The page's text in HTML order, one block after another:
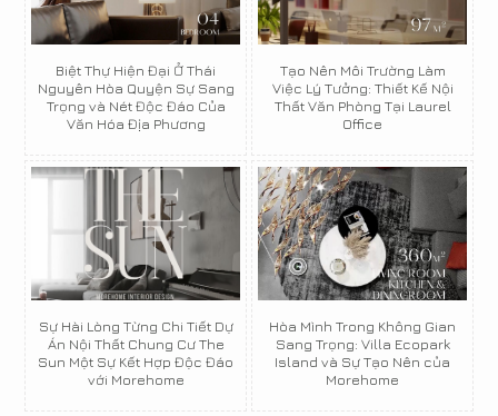
Biệt Thự Hiện Đại Ở Thái
Nguyên Hòa Quyện Sự Sang
Trọng và Nét Độc Đáo Của
Văn Hóa Địa Phương
Tạo Nên Môi Trường Làm
Việc Lý Tưởng: Thiết Kế Nội
Thất Văn Phòng Tại Laurel
Office
Sự Hài Lòng Từng Chi Tiết Dự
Án Nội Thất Chung Cư The
Sun Một Sự Kết Hợp Độc Đáo
với Morehome
Hòa Mình Trong Không Gian
Sang Trọng: Villa Ecopark
Island và Sự Tạo Nên của
Morehome